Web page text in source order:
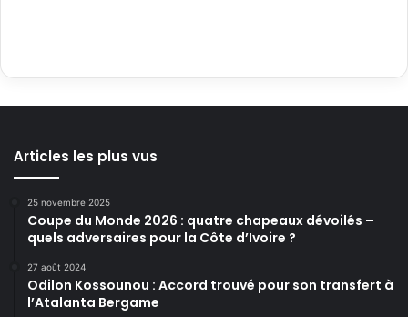
Articles les plus vus
25 novembre 2025
Coupe du Monde 2026 : quatre chapeaux dévoilés –
quels adversaires pour la Côte d’Ivoire ?
27 août 2024
Odilon Kossounou : Accord trouvé pour son transfert à
l’Atalanta Bergame